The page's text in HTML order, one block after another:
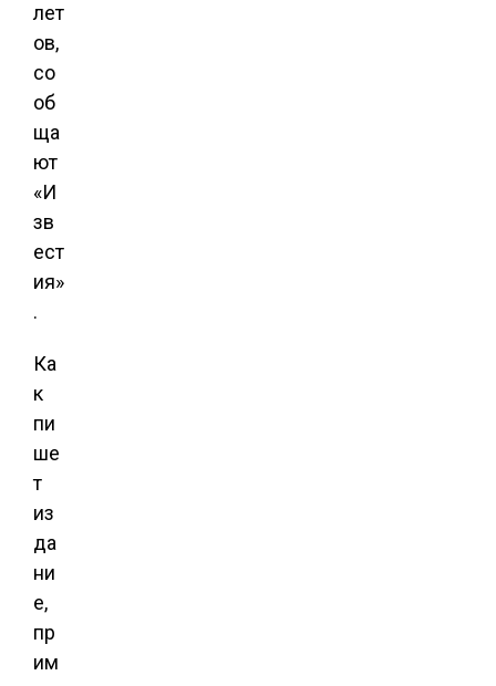
лет
ов,
со
об
ща
ют
«И
зв
ест
ия»
.
Ка
к
пи
ше
т
из
да
ни
е,
пр
им